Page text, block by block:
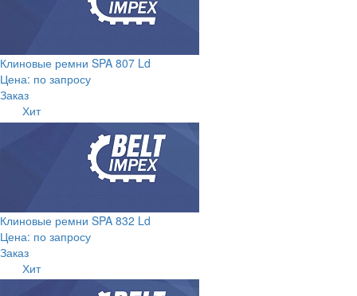
Клиновые ремни SPA 807 Ld
Цена: по запросу
Заказ
Хит
Клиновые ремни SPA 832 Ld
Цена: по запросу
Заказ
Хит